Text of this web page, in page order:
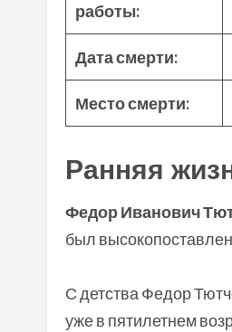
работы:
Дата смерти:
Место смерти:
Ранняя
Федор Иванович
был
С детства Федор
уже в пятилетнем